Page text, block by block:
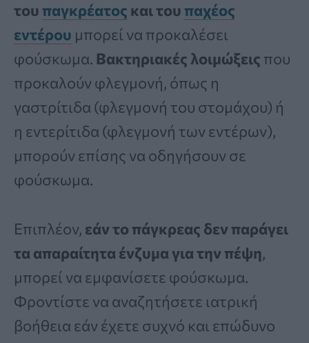
τουπαγκρέατος και τουπαχέος
εντέρου μπορεί να προκαλέσει
φούσκωμα. Βακτηριακές λοιμώξεις που
προκαλούν φλεγμονή, όπως η
γαστρίτιδα (φλεγμονή του στομάχου) ή
η εντερίτιδα (φλεγμονή των εντέρων),
μπορούν επίσης να οδηγήσουν σε
φούσκωμα.
Επιπλέον, εάν το πάγκρεας δεν παράγει
τα απαραίτητα ένζυμα για την πέψη,
μπορεί να εμφανίσετε φούσκωμα.
Φροντίστε να αναζητήσετε ιατρική
βοήθεια εάν έχετε συχνό και επώδυνο